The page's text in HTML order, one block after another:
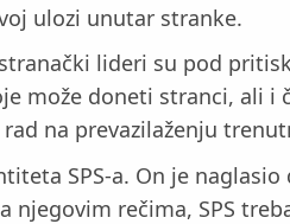
ulozi unutar stranke.
lideri su pod
može doneti stranci, ali i
na prevazilaženju
SPS-a. On je naglasio
rečima, SPS